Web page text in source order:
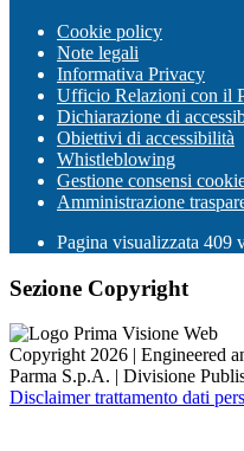
Cookie policy
Note legali
Informativa Privacy
Ufficio Relazioni con il
Dichiarazione di
Obiettivi di accessibilità
Whistleblowing
Gestione consensi
Amministrazione
Pagina visualizzata 409
Sezione Copyright
Copyright 2026 | Engineered
Parma S.p.A. | Divisione
Disclaimer trattamento dati